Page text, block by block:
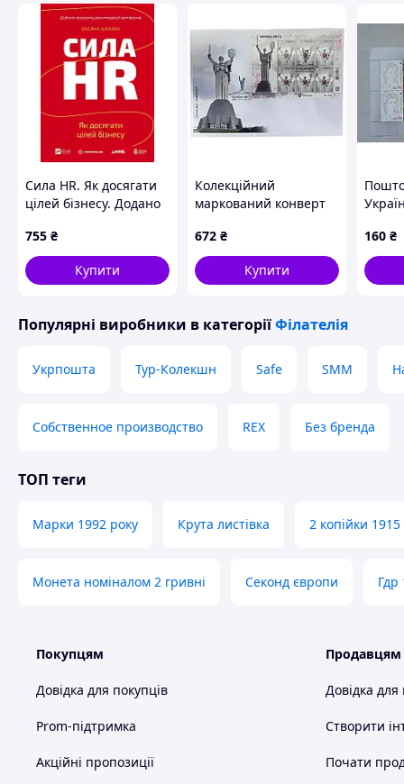
Сила HR. Як досягати
цілей бізнесу. Додано
ветеранів Книга
Оксана Шахова, Vivat
(978-617-171-462-5)
755 ₴
Купити
Колекційний
маркований конверт
рік
672 ₴
Купити
160 ₴
Популярні виробники в категоріїФілателія
Укрпошта Тур-Колекшн Safe SMM
Собственное производство REX Без бренда
ТОП теги
Марки 1992 року Крута листівка 2 копійки 1915
Монета номіналом 2 гривні Секонд європи Гдр
Покупцям
Довідка для покупців
Prom-підтримка
Акційні пропозиції
Продавцям
Довідка для
Створити
Почати